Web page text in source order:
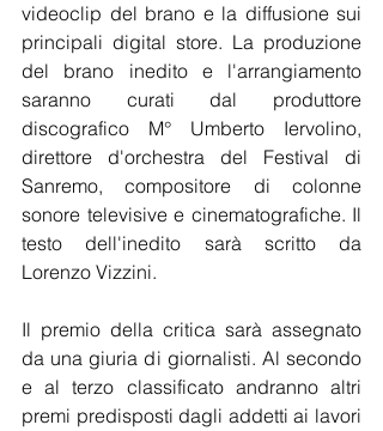
videoclip del brano e la diffusione sui
principali digital store. La produzione
del brano inedito e l'arrangiamento
saranno curati dal produttore
discografico M° Umberto Iervolino,
direttore d'orchestra del Festival di
Sanremo, compositore di colonne
sonore televisive e cinematografiche. Il
testo dell'inedito sarà scritto da
Lorenzo Vizzini.
Il premio della critica sarà assegnato
da una giuria di giornalisti. Al secondo
e al terzo classificato andranno altri
premi predisposti dagli addetti ai lavori